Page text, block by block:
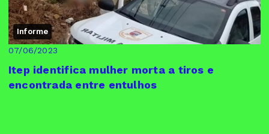
Informe
07/06/2023
Itep identifica mulher morta a tiros e
encontrada entre entulhos